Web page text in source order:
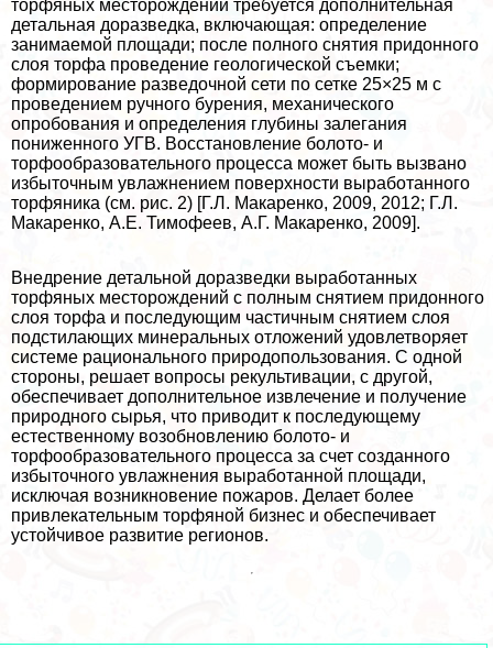
торфяных месторождений требуется дополнительная
детальная доразведка, включающая: определение
занимаемой площади; после полного снятия придонного
слоя торфа проведение геологической съемки;
формирование разведочной сети по сетке 25×25 м с
проведением ручного бурения, механического
опробования и определения глубины залегания
пониженного УГВ. Восстановление болото- и
торфообразовательного процесса может быть вызвано
избыточным увлажнением поверхности выработанного
торфяника (см. рис. 2) [Г.Л. Макаренко, 2009, 2012; Г.Л.
Макаренко, А.Е. Тимофеев, А.Г. Макаренко, 2009].
Внедрение детальной доразведки выработанных
торфяных месторождений с полным снятием придонного
слоя торфа и последующим частичным снятием слоя
подстилающих минеральных отложений удовлетворяет
системе рационального природопользования. С одной
стороны, решает вопросы рекультивации, с другой,
обеспечивает дополнительное извлечение и получение
природного сырья, что приводит к последующему
естественному возобновлению болото- и
торфообразовательного процесса за счет созданного
избыточного увлажнения выработанной площади,
исключая возникновение пожаров. Делает более
привлекательным торфяной бизнес и обеспечивает
устойчивое развитие регионов.